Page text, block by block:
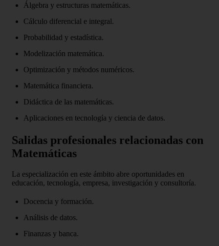
Álgebra y estructuras matemáticas.
Cálculo diferencial e integral.
Probabilidad y estadística.
Modelización matemática.
Optimización y métodos numéricos.
Matemática financiera.
Didáctica de las matemáticas.
Aplicaciones en tecnología y ciencia de datos.
Salidas profesionales relacionadas con
Matemáticas
La especialización en este ámbito abre oportunidades en
educación, tecnología, empresa, investigación y consultoría.
Docencia y formación.
Análisis de datos.
Finanzas y banca.